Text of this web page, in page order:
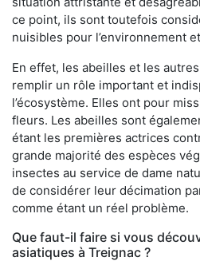
ce point, ils sont toutefois
nuisibles pour l’environnement
En effet, les abeilles et les
remplir un rôle important et
l’écosystème. Elles ont pour
fleurs. Les abeilles sont
étant les premières actrices
grande majorité des espèces
insectes au service de dame
de considérer leur décimation
comme étant un réel problème.
Que faut-il faire si vous
asiatiques à Treignac ?